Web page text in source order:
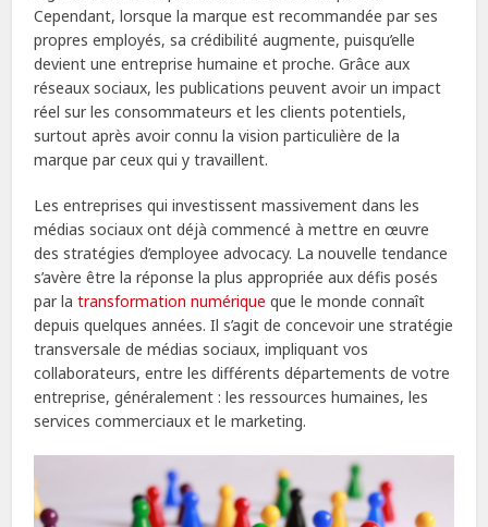
Cependant, lorsque la marque est recommandée par ses
propres employés, sa crédibilité augmente, puisqu’elle
devient une entreprise humaine et proche. Grâce aux
réseaux sociaux, les publications peuvent avoir un impact
réel sur les consommateurs et les clients potentiels,
surtout après avoir connu la vision particulière de la
marque par ceux qui y travaillent.
Les entreprises qui investissent massivement dans les
médias sociaux ont déjà commencé à mettre en œuvre
des stratégies d’employee advocacy. La nouvelle tendance
s’avère être la réponse la plus appropriée aux défis posés
par latransformation numérique que le monde connaît
depuis quelques années. Il s’agit de concevoir une stratégie
transversale de médias sociaux, impliquant vos
collaborateurs, entre les différents départements de votre
entreprise, généralement : les ressources humaines, les
services commerciaux et le marketing.